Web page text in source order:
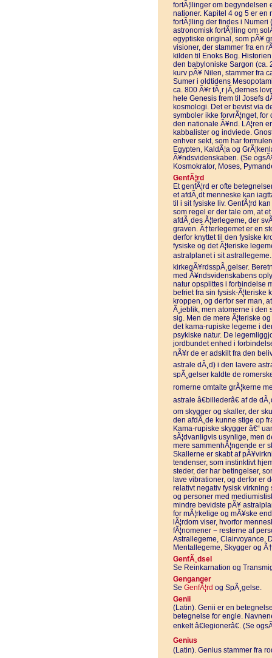
fortÃ¦llinger om begyndelsen
nationer. Kapitel 4 og 5 er en
fortÃ¦lling der findes i
astronomisk fortÃ¦lling om
egyptiske original, som pÃ¥
visioner, der stammer fra en
kilden til Enoks Bog.
den babyloniske Sargon (ca.
kurv pÃ¥ Nilen, stammer fra
Sumer i oldtidens
ca. 800 Ã¥r fÃ¸r jÃ¸dernes
hele Genesis frem til Josefs
kosmologi. Det er bevist via
symboler ikke forvrÃ¦nget,
den nationale Ã¥nd. LÃ¦ren
kabbalister og indviede.
enhver sekt, som har
Egypten, KaldÃ¦a og
Ã¥ndsvidenskaben. (Se
Kosmokrator, Moses,
GenfÃ¦rd
Et genfÃ¦rd er ofte
et afdÃ¸dt menneske kan
til i sit fysiske liv. GenfÃ¦rd
som regel er der tale om, at
afdÃ¸des Ã¦terlegeme, der
graven. Ã†terlegemet er en
derfor knyttet til den fysiske
fysiske og det Ã¦teriske
astralplanet i sit astrallegeme.
kirkegÃ¥rdsspÃ¸gelser.
med Ã¥ndsvidenskabens
natur opsplittes i forbindelse
befriet fra sin fysisk-
kroppen, og derfor ser man,
Ã¸jeblik, men atomerne i
sig. Men de mere Ã¦teriske
det kama-rupiske legeme i
psykiske natur. De
jordbundet enhed i
nÃ¥r de er adskilt fra den
astrale dÃ¸d) i den lavere
spÃ¸gelser kaldte de
romerne omtalte grÃ¦kerne
astrale â€billederâ€ af de
om skygger og skaller, der
den afdÃ¸de kunne stige op
Kama-rupiske skygger â€“
sÃ¦dvanligvis usynlige, men
mere sammenhÃ¦ngende er
Skallerne er skabt af
tendenser, som instinktivt
steder, der har betingelser,
lave vibrationer, og derfor er
relativt negativ fysisk
og personer med
mindre bevidste pÃ¥
for mÃ¦rkelige og mÃ¥ske
lÃ¦rdom viser, hvorfor
fÃ¦nomener − resterne af
Astrallegeme, Clairvoyance,
Mentallegeme, Skygger og
GenfÃ¸dsel
Se Reinkarnation og
Genganger
Se GenfÃ¦rd og SpÃ¸gelse.
Genii
(Latin). Genii er en
betegnelse for engle.
enkelt â€legionerâ€. (Se
Genius
(Latin). Genius stammer fra